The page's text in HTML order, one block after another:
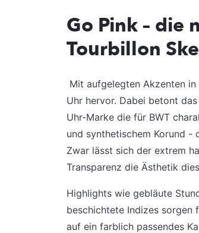
Go Pink – die
Tourbillon
Mit aufgelegten Akzenten
Uhr hervor. Dabei betont
Uhr-Marke die für BWT
und synthetischem Korund -
Zwar lässt sich der extrem
Transparenz die Ästhetik
Highlights wie gebläute
beschichtete Indizes sorgen
auf ein farblich passendes